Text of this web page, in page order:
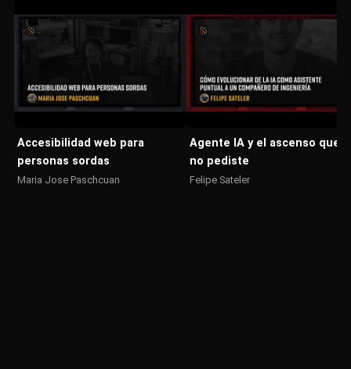
Accesibilidad web para
personas sordas
Maria Jose Paschcuan
Agente IA y el ascenso que
no pediste
Felipe Sateler